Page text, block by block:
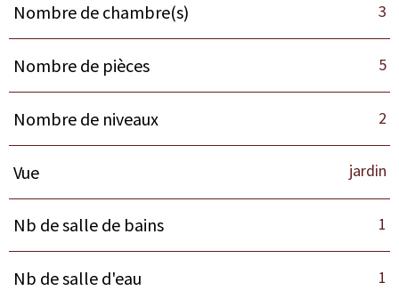
Nombre de chambre(s) 3
Nombre de pièces 5
Nombre de niveaux 2
Vue jardin
Nb de salle de bains 1
Nb de salle d'eau 1